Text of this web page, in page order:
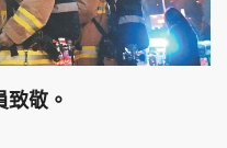
致敬。